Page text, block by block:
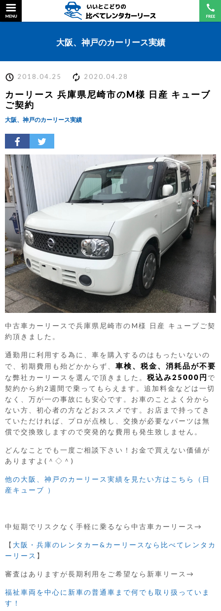
大阪、神戸のカーリース実績
2018.04.25 2020.04.28
カーリース 兵庫県尼崎市のM様 日産 キューブ
ご契約
大阪、神戸のカーリース実績
中古車カーリースで兵庫県尼崎市のM様 日産 キューブご契
約頂きました。
通勤用に利用する為に、車を購入するのはもったいないの
で、初期費用も殆どかからず、 車検、税金、消耗品が不要
な弊社カーリースを選んで頂きました。 税込み25000円 で
契約から約2週間で乗ってもらえます。追加料金などは一切
なく、万が一の事故にも安心です。お車のことよく分から
ない方、初心者の方などおススメです。お店まで持ってき
ていただければ、プロが点検し、交換が必要なパーツは無
償で交換致しますので突発的な費用も発生致しません。
どんなことでも一度ご相談下さい！お金で買えない価値が
ありますよ(＾◇＾)
他の大阪、神戸のカーリース実績を見たい方はこちら（日
産キューブ ）
中短期でリスクなく手軽に乗るなら中古車カーリース→
【 大阪・兵庫のレンタカー&カーリースなら比べてレンタカ
ーリース 】
審査はありますが長期利用をご希望なら新車リース→
福祉車両を中心に新車の普通車まで何でも取り扱っていま
す！